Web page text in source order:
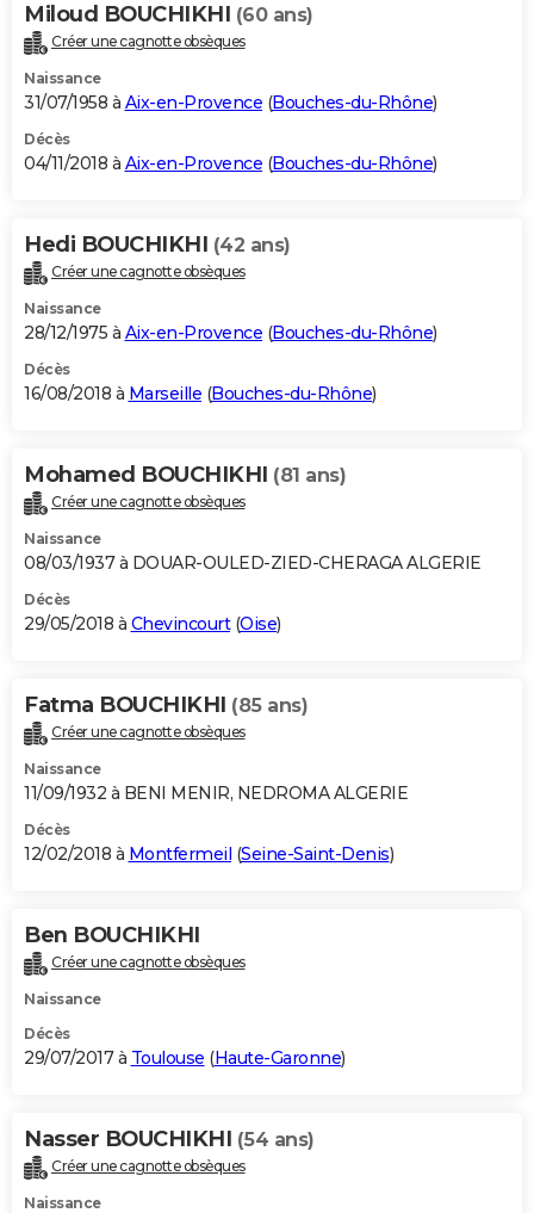
Miloud BOUCHIKHI (60 ans)
Créer une cagnotte obsèques
Naissance
31/07/1958 à Aix-en-Provence (Bouches-du-Rhône)
Décès
04/11/2018 à Aix-en-Provence (Bouches-du-Rhône)
Hedi BOUCHIKHI (42 ans)
Créer une cagnotte obsèques
Naissance
28/12/1975 à Aix-en-Provence (Bouches-du-Rhône)
Décès
16/08/2018 à Marseille (Bouches-du-Rhône)
Mohamed BOUCHIKHI (81 ans)
Créer une cagnotte obsèques
Naissance
08/03/1937 à DOUAR-OULED-ZIED-CHERAGA ALGERIE
Décès
29/05/2018 à Chevincourt(Oise)
Fatma BOUCHIKHI (85 ans)
Créer une cagnotte obsèques
Naissance
11/09/1932 à BENI MENIR, NEDROMA ALGERIE
Décès
12/02/2018 à Montfermeil (Seine-Saint-Denis)
Ben BOUCHIKHI
Créer une cagnotte obsèques
Naissance
Décès
29/07/2017 à Toulouse (Haute-Garonne)
Nasser BOUCHIKHI (54 ans)
Créer une cagnotte obsèques
Naissance